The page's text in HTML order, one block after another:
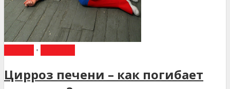
•
Цирроз печени – как погибает